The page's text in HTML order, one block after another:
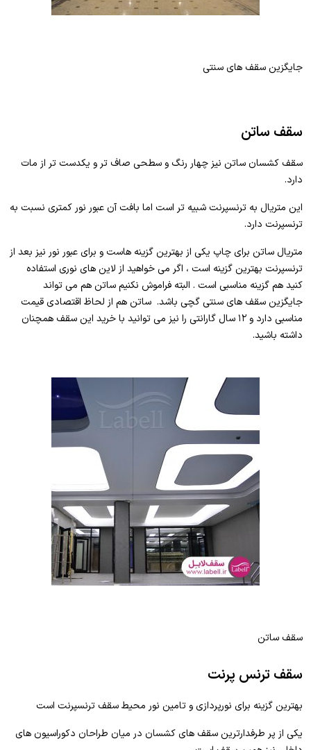
جایگزین سقف های سنتی
سقف ساتن
سقف کشسان ساتن نیز چهار رنگ و سطحی صاف تر و یکدست تر از مات
دارد.
این متریال به ترنسپرنت شبیه تر است اما بافت آن عبور نور کمتری نسبت به
ترنسپرنت دارد.
متریال ساتن برای چاپ یکی از بهترین گزینه هاست و برای عبور نور نیز بعد از
ترنسپرنت بهترین گزینه است ، اگر می خواهید از لاین های نوری استفاده
کنید هم گزینه مناسبی است . البته فراموش نکنیم ساتن هم می تواند
جایگزین سقف های سنتی گچی باشد. ساتن هم از لحاظ اقتصادی قیمت
مناسبی دارد و ۱۲ سال گارانتی را نیز می توانید با خرید این سقف همچنان
داشته باشید.
سقف ساتن
سقف ترنس پرنت
بهترین گزینه برای نورپردازی و تامین نور محیط سقف ترنسپرنت است
یکی از پر طرفدارترین سقف های کشسان در میان طراحان دکوراسیون های